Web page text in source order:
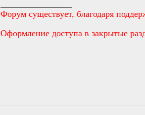
Форум существует, благодаря
Оформление доступа в закрытые